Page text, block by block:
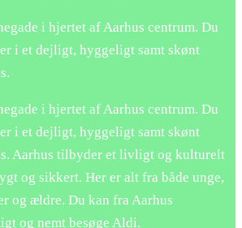
i hjertet af Aarhus centrum. Du
i et dejligt, hyggeligt samt skønt
i hjertet af Aarhus centrum. Du
i et dejligt, hyggeligt samt skønt
Aarhus tilbyder et livligt og kulturelt
og sikkert. Her er alt fra både unge,
og ældre. Du kan fra Aarhus
og nemt besøge Aldi.